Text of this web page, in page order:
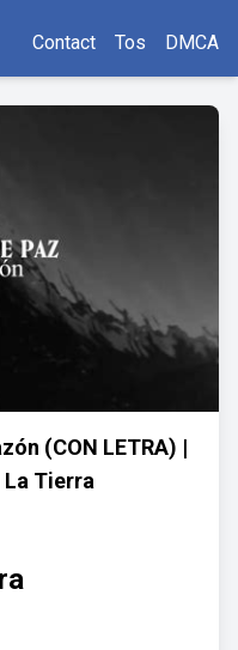
Contact Tos DMCA
(CON LETRA) |
La Tierra